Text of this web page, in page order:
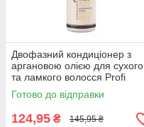
Двофазний кондиціонер з
аргановою олією для сухого
та ламкого волосся Profi
style, 250ml
Готово до відправки
124,95 ₴ 145,95 ₴